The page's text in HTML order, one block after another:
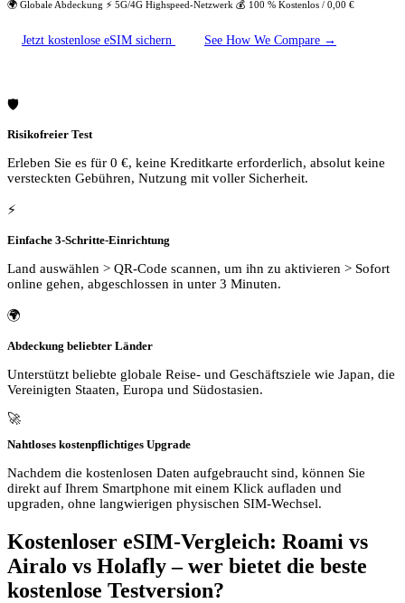
🌍 Globale Abdeckung ⚡ 5G/4G Highspeed-Netzwerk 💰 100 % Kostenlos / 0,00 €
Jetzt kostenlose eSIM sichern See How We Compare →
🛡️
Risikofreier Test
Erleben Sie es für 0 €, keine Kreditkarte erforderlich, absolut keine
versteckten Gebühren, Nutzung mit voller Sicherheit.
⚡
Einfache 3-Schritte-Einrichtung
Land auswählen > QR-Code scannen, um ihn zu aktivieren > Sofort
online gehen, abgeschlossen in unter 3 Minuten.
🌍
Abdeckung beliebter Länder
Unterstützt beliebte globale Reise- und Geschäftsziele wie Japan, die
Vereinigten Staaten, Europa und Südostasien.
🚀
Nahtloses kostenpflichtiges Upgrade
Nachdem die kostenlosen Daten aufgebraucht sind, können Sie
direkt auf Ihrem Smartphone mit einem Klick aufladen und
upgraden, ohne langwierigen physischen SIM-Wechsel.
Kostenloser eSIM-Vergleich: Roami vs
Airalo vs Holafly – wer bietet die beste
kostenlose Testversion?